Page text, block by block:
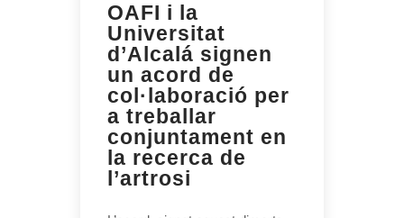
OAFI i la
Universitat
d’Alcalá signen
un acord de
col·laboració per
a treballar
conjuntament en
la recerca de
l’artrosi